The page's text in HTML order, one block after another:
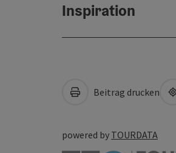
Inspiration
Beitrag drucken
powered by TOURDATA